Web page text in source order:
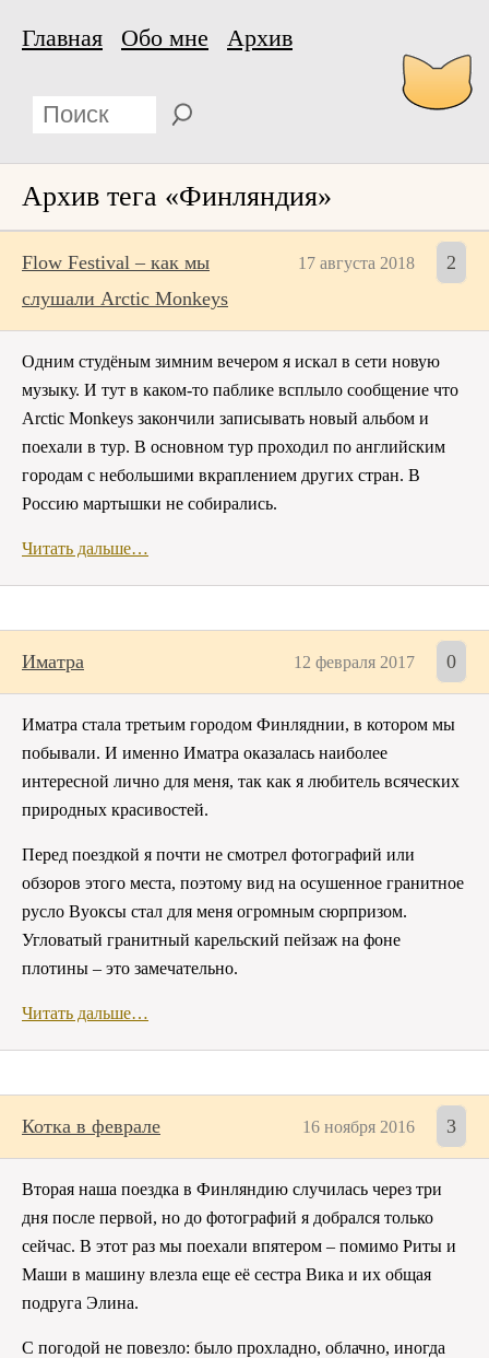
Главная Обо мне Архив
Архив тега «Финляндия»
17 августа 2018 2
Flow Festival – как мы
слушали Arctic Monkeys
Одним студёным зимним вечером я искал в сети новую
музыку. И тут в каком-то паблике всплыло сообщение что
Arctic Monkeys закончили записывать новый альбом и
поехали в тур. В основном тур проходил по английским
городам с небольшими вкраплением других стран. В
Россию мартышки не собирались.
Читать дальше…
12 февраля 2017 0
Иматра
Иматра стала третьим городом Финляднии, в котором мы
побывали. И именно Иматра оказалась наиболее
интересной лично для меня, так как я любитель всяческих
природных красивостей.
Перед поездкой я почти не смотрел фотографий или
обзоров этого места, поэтому вид на осушенное гранитное
русло Вуоксы стал для меня огромным сюрпризом.
Угловатый гранитный карельский пейзаж на фоне
плотины – это замечательно.
Читать дальше…
16 ноября 2016 3
Котка в феврале
Вторая наша поездка в Финляндию случилась через три
дня после первой, но до фотографий я добрался только
сейчас. В этот раз мы поехали впятером – помимо Риты и
Маши в машину влезла еще её сестра Вика и их общая
подруга Элина.
С погодой не повезло: было прохладно, облачно, иногда